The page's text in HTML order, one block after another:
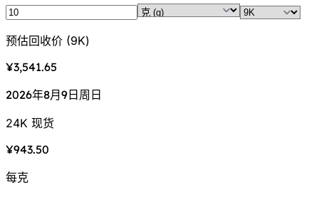
预估回收价 (9K)
¥3,541.65
2026年8月9日周日
24K 现货
¥943.50
每克